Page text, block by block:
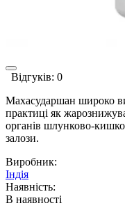
Відгуків: 0
Махасударшан широко
практиці як
органів шлунково-
залози.
Виробник:
Індія
Наявність:
В наявності